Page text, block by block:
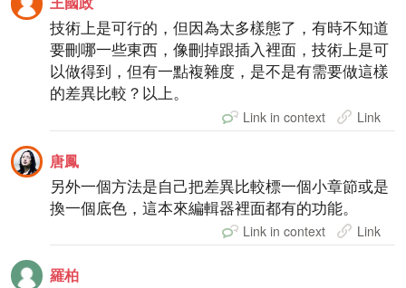
技術上是可行的，但因為太多樣態了，有時不知道
要刪哪一些東西，像刪掉跟插入裡面，技術上是可
以做得到，但有一點複雜度，是不是有需要做這樣
的差異比較？以上。
Link in context Link
唐鳳
另外一個方法是自己把差異比較標一個小章節或是
換一個底色，這本來編輯器裡面都有的功能。
Link in context Link
羅柏